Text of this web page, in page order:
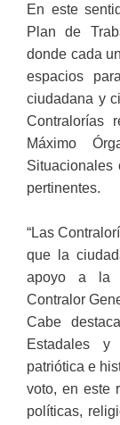
En este
Plan de
donde cada
espacios
ciudadana y
Contralorías
Máximo
Situacionales
pertinentes.
“Las
que la
apoyo a la
Contralor
Cabe
Estadales
patriótica e
voto, en este
políticas,